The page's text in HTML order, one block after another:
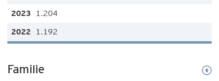
1.204
1.192
Familie